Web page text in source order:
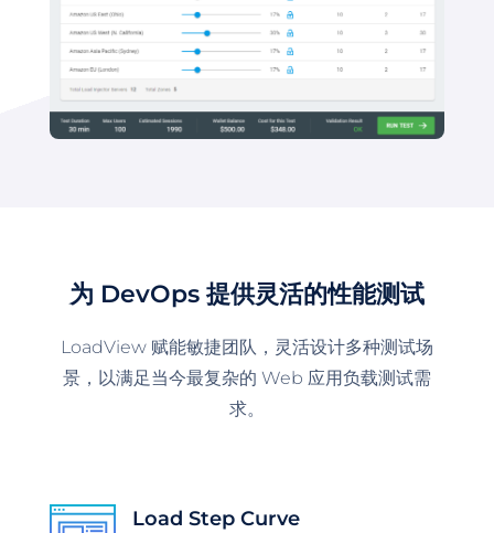
为 DevOps 提供灵活的性能测试
LoadView 赋能敏捷团队，灵活设计多种测试场
景，以满足当今最复杂的 Web 应用负载测试需
求。
Load Step Curve